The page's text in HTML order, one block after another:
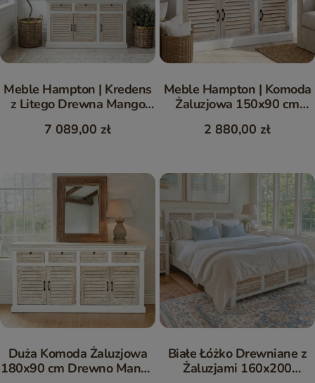
Meble Hampton | Kredens
z Litego Drewna Mango
7 089,00 zł
Meble Hampton | Komoda
Żaluzjowa 150x90 cm
2 880,00 zł
Duża Komoda Żaluzjowa
180x90 cm Drewno Mango
Białe Łóżko Drewniane z
Żaluzjami 160x200